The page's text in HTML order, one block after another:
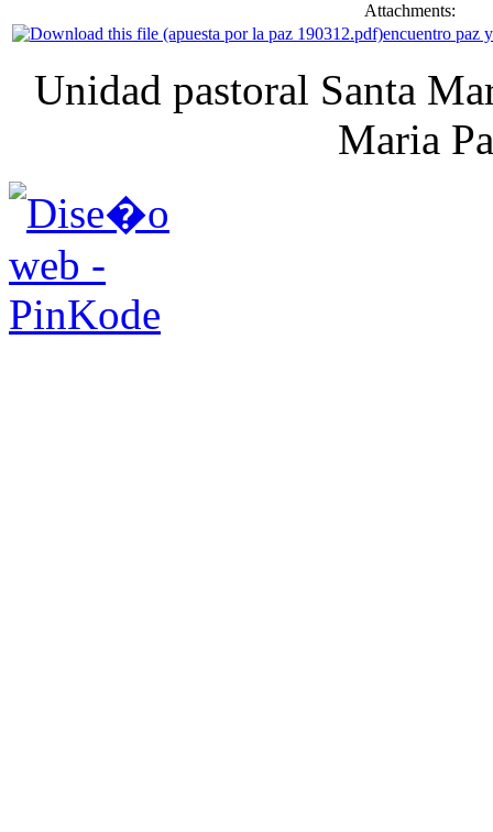
Attachments:
encuentro paz
Unidad pastoral Santa
Maria